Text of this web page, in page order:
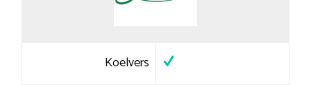
Koelvers